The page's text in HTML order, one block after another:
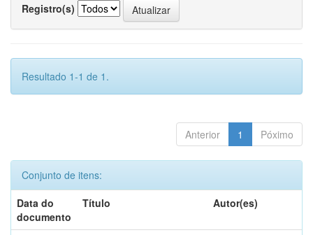
Registro(s)
Resultado 1-1 de 1.
Anterior 1 Póximo
Conjunto de itens:
Data do
documento
Título Autor(es)